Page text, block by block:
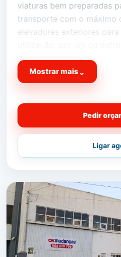
viaturas bem preparadas
transporte com o máximo
elevadores exteriores
serviço mais simples e
exigências.
necessários para
OKBOX
conforme a sua
OKMUDANÇAS
a sua empresa de
Peça já a sua cotação
formulário.
Ligue agora 963 228 709
serviço e disponha da
serviço gratuitamente!
Mostrar mais ⌄
Pedir
Ligar